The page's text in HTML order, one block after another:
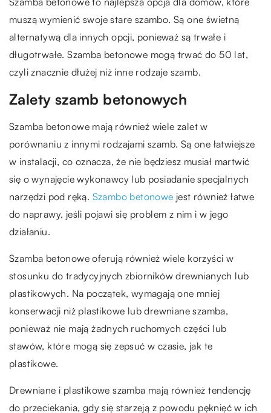
muszą wymienić swoje stare szambo. Są one świetną
alternatywą dla innych opcji, ponieważ są trwałe i
długotrwałe. Szamba betonowe mogą trwać do 50 lat,
czyli znacznie dłużej niż inne rodzaje szamb.
Zalety szamb betonowych
Szamba betonowe mają również wiele zalet w
porównaniu z innymi rodzajami szamb. Są one łatwiejsze
w instalacji, co oznacza, że nie będziesz musiał martwić
się o wynajęcie wykonawcy lub posiadanie specjalnych
narzędzi pod ręką. Szambo betonowe jest również łatwe
do naprawy, jeśli pojawi się problem z nim i w jego
działaniu.
Szamba betonowe oferują również wiele korzyści w
stosunku do tradycyjnych zbiorników drewnianych lub
plastikowych. Na początek, wymagają one mniej
konserwacji niż plastikowe lub drewniane szamba,
ponieważ nie mają żadnych ruchomych części lub
stawów, które mogą się zepsuć w czasie, jak te
plastikowe.
Drewniane i plastikowe szamba mają również tendencję
do przeciekania, gdy się starzeją z powodu pęknięć w ich